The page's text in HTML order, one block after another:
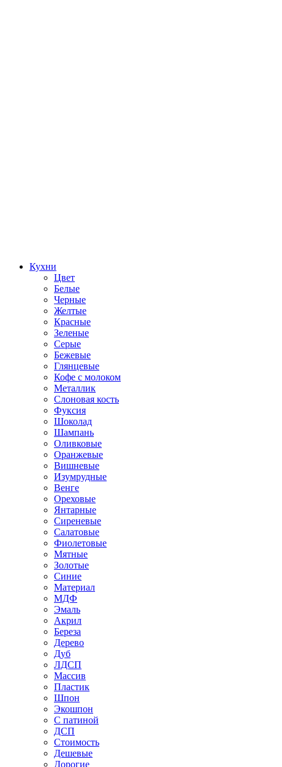
Кухни
Цвет
Белые
Черные
Желтые
Красные
Зеленые
Серые
Бежевые
Глянцевые
Кофе с молоком
Металлик
Слоновая кость
Фуксия
Шоколад
Шампань
Оливковые
Оранжевые
Вишневые
Изумрудные
Венге
Ореховые
Янтарные
Сиреневые
Салатовые
Фиолетовые
Мятные
Золотые
Синие
Материал
МДФ
Эмаль
Акрил
Береза
Дерево
Дуб
ЛДСП
Массив
Пластик
Шпон
Экошпон
С патиной
ДСП
Стоимость
Дешевые
Дорогие